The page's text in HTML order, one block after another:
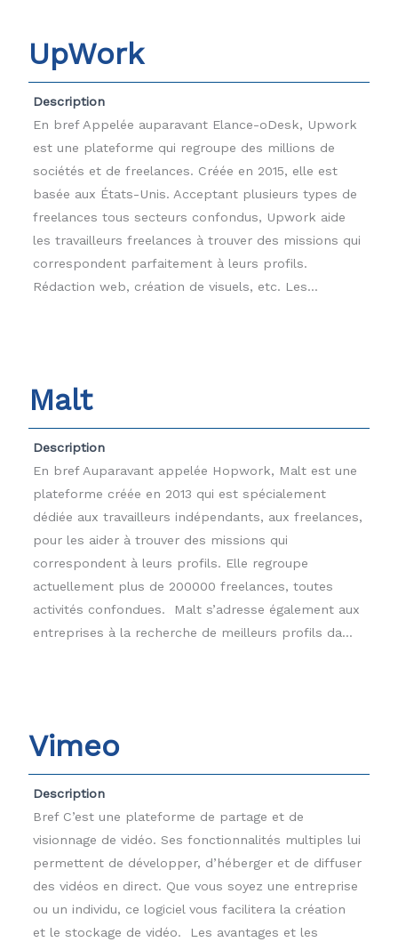
UpWork
Description
En bref Appelée auparavant Elance-oDesk, Upwork
est une plateforme qui regroupe des millions de
sociétés et de freelances. Créée en 2015, elle est
basée aux États-Unis. Acceptant plusieurs types de
freelances tous secteurs confondus, Upwork aide
les travailleurs freelances à trouver des missions qui
correspondent parfaitement à leurs profils.
Rédaction web, création de visuels, etc. Les...
Malt
Description
En bref Auparavant appelée Hopwork, Malt est une
plateforme créée en 2013 qui est spécialement
dédiée aux travailleurs indépendants, aux freelances,
pour les aider à trouver des missions qui
correspondent à leurs profils. Elle regroupe
actuellement plus de 200000 freelances, toutes
activités confondues. Malt s’adresse également aux
entreprises à la recherche de meilleurs profils da...
Vimeo
Description
Bref C’est une plateforme de partage et de
visionnage de vidéo. Ses fonctionnalités multiples lui
permettent de développer, d’héberger et de diffuser
des vidéos en direct. Que vous soyez une entreprise
ou un individu, ce logiciel vous facilitera la création
et le stockage de vidéo. Les avantages et les